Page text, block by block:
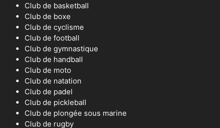
Club de basketball
Club de boxe
Club de cyclisme
Club de football
Club de gymnastique
Club de handball
Club de moto
Club de natation
Club de padel
Club de pickleball
Club de plongée sous marine
Club de rugby